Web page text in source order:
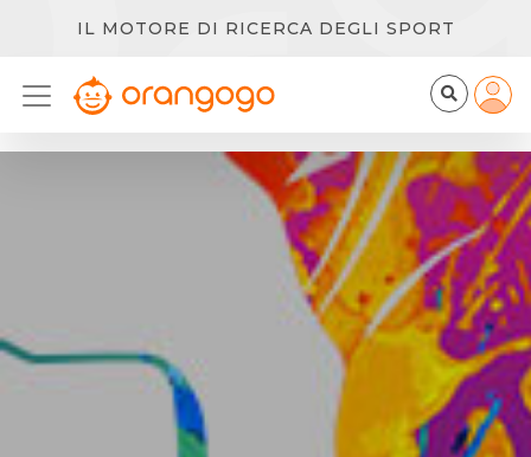
IL MOTORE DI RICERCA DEGLI SPORT